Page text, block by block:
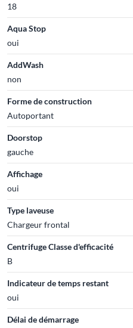
18
Aqua Stop
oui
AddWash
non
Forme de construction
Autoportant
Doorstop
gauche
Affichage
oui
Type laveuse
Chargeur frontal
Centrifuge Classe d'efficacité
B
Indicateur de temps restant
oui
Délai de démarrage